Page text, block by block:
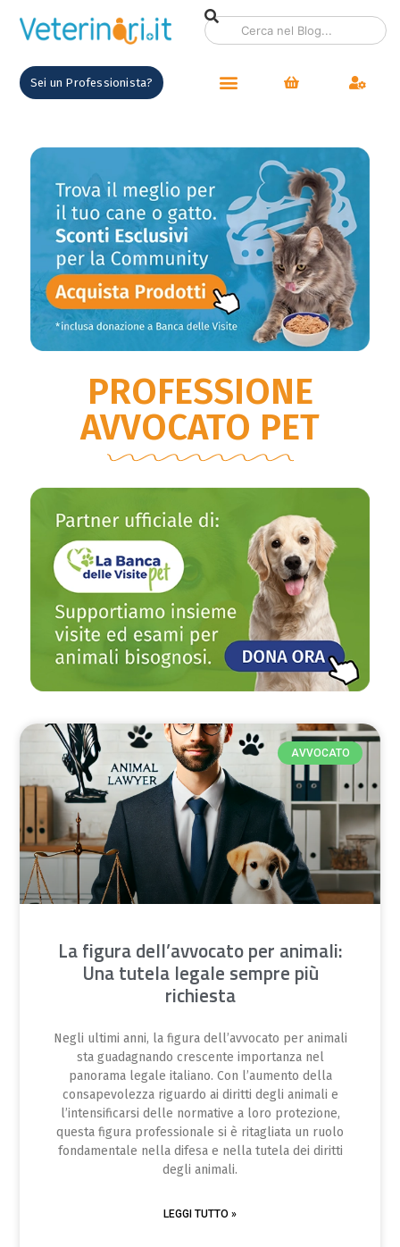
Sei un Professionista?
PROFESSIONE
AVVOCATO PET
AVVOCATO
La figura dell’avvocato per animali:
Una tutela legale sempre più
richiesta
Negli ultimi anni, la figura dell’avvocato per animali
sta guadagnando crescente importanza nel
panorama legale italiano. Con l’aumento della
consapevolezza riguardo ai diritti degli animali e
l’intensificarsi delle normative a loro protezione,
questa figura professionale si è ritagliata un ruolo
fondamentale nella difesa e nella tutela dei diritti
degli animali.
LEGGI TUTTO »